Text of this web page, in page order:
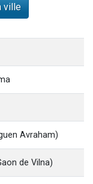
en groupe sur Zoom
Torah-Box Music
ville
Avraham)
de Vilna)